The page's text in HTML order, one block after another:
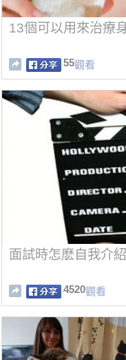
13個可以用來治療
55觀看
面試時怎麽自我介紹
4520觀看